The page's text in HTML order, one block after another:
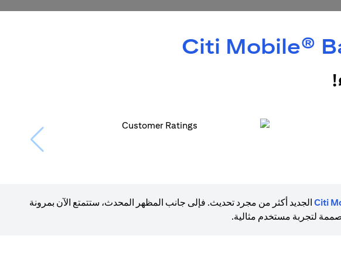
Citi Mobile®
Citi الجديد أكثر من مجرد تحديث. فإلى جانب المظهر المحدث، ستتمتع الآن بمرونة
لتجربة مستخدم مثالية.